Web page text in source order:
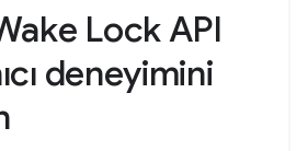
Lock API
deneyimini